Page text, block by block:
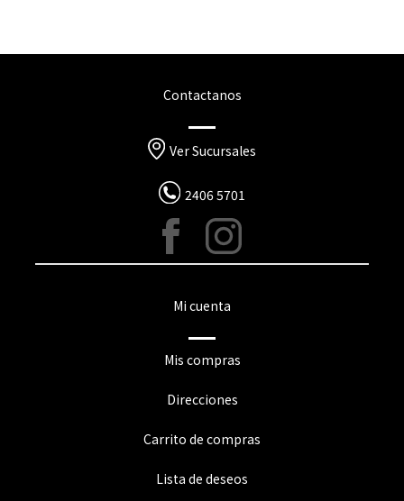
Contactanos
Ver Sucursales
2406 5701
Mi cuenta
Mis compras
Direcciones
Carrito de compras
Lista de deseos